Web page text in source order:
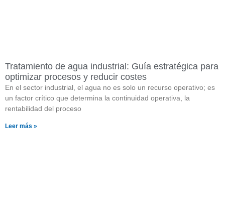
Tratamiento de agua industrial: Guía estratégica para
optimizar procesos y reducir costes
En el sector industrial, el agua no es solo un recurso operativo; es
un factor crítico que determina la continuidad operativa, la
rentabilidad del proceso
Leer más »